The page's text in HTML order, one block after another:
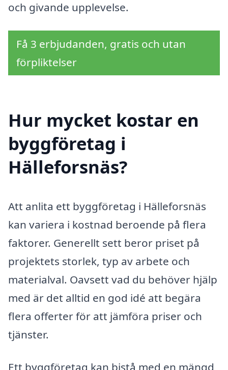
och givande upplevelse.
Få 3 erbjudanden, gratis och utan
förpliktelser
Hur mycket kostar en
byggföretag i
Hälleforsnäs?
Att anlita ett byggföretag i Hälleforsnäs
kan variera i kostnad beroende på flera
faktorer. Generellt sett beror priset på
projektets storlek, typ av arbete och
materialval. Oavsett vad du behöver hjälp
med är det alltid en god idé att begära
flera offerter för att jämföra priser och
tjänster.
Ett byggföretag kan bistå med en mängd